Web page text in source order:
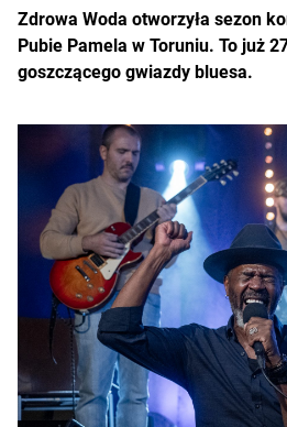
Zdrowa Woda otworzyła sezon
Pubie Pamela w Toruniu. To już
goszczącego gwiazdy bluesa.